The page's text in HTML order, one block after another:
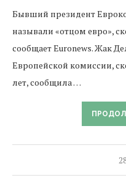
Бывший президент
называли «отцом евро»,
сообщает Euronews. Жак
Европейской комиссии,
лет, сообщила …